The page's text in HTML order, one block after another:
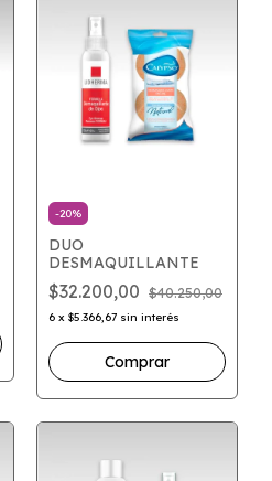
-20%
DUO
DESMAQUILLANTE
$32.200,00 $40.250,00
6 x $5.366,67 sin interés